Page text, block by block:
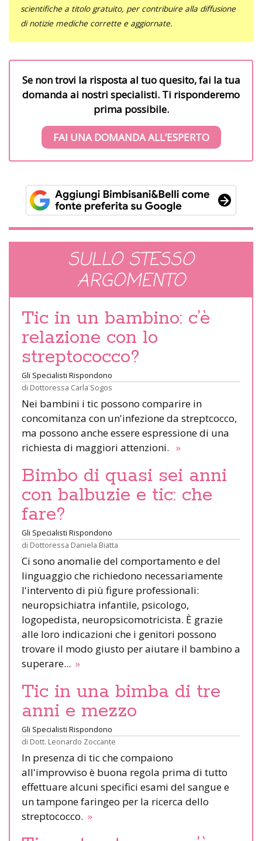
scientifiche a titolo gratuito, per contribuire alla diffusione
di notizie mediche corrette e aggiornate.
Se non trovi la risposta al tuo quesito, fai la tua
domanda ai nostri specialisti. Ti risponderemo
prima possibile.
FAI UNA DOMANDA ALL’ESPERTO
SULLO STESSO
ARGOMENTO
Tic in un bambino: c’è
relazione con lo
streptococco?
Gli Specialisti Rispondono
di Dottoressa Carla Sogos
Nei bambini i tic possono comparire in
concomitanza con un'infezione da streptcocco,
ma possono anche essere espressione di una
richiesta di maggiori attenzioni. »
Bimbo di quasi sei anni
con balbuzie e tic: che
fare?
Gli Specialisti Rispondono
di Dottoressa Daniela Biatta
Ci sono anomalie del comportamento e del
linguaggio che richiedono necessariamente
l'intervento di più figure professionali:
neuropsichiatra infantile, psicologo,
logopedista, neuropsicomotricista. È grazie
alle loro indicazioni che i genitori possono
trovare il modo giusto per aiutare il bambino a
superare... »
Tic in una bimba di tre
anni e mezzo
Gli Specialisti Rispondono
di Dott. Leonardo Zoccante
In presenza di tic che compaiono
all'improvviso è buona regola prima di tutto
effettuare alcuni specifici esami del sangue e
un tampone faringeo per la ricerca dello
streptococco. »